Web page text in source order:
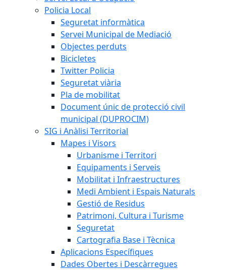
Policia Local
Seguretat informàtica
Servei Municipal de Mediació
Objectes perduts
Bicicletes
Twitter Policia
Seguretat viària
Pla de mobilitat
Document únic de protecció civil
municipal (DUPROCIM)
SIG i Anàlisi Territorial
Mapes i Visors
Urbanisme i Territori
Equipaments i Serveis
Mobilitat i Infraestructures
Medi Ambient i Espais Naturals
Gestió de Residus
Patrimoni, Cultura i Turisme
Seguretat
Cartografia Base i Tècnica
Aplicacions Específiques
Dades Obertes i Descàrregues